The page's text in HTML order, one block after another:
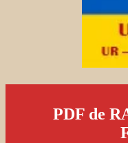
PDF de